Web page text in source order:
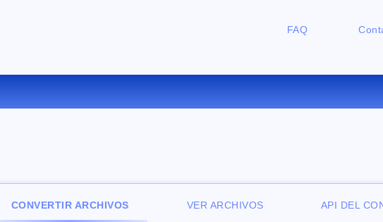
FAQ
CONVERTIR PPM A JP2
CONVERTIR ARCHIVOS VER ARCHIVOS API DEL